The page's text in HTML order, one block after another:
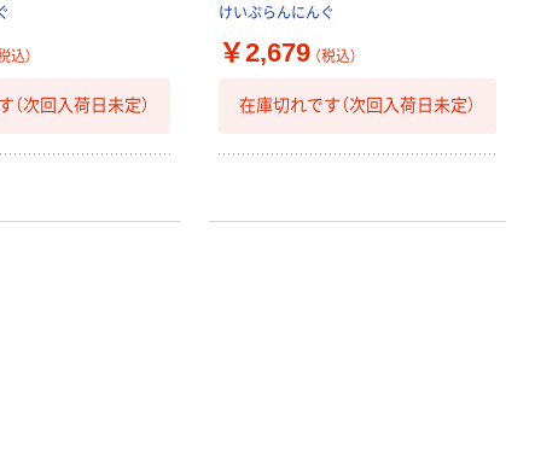
込）
（次回入荷日未定）
けいぷらんにんぐ
￥2,679 （税込）
在庫切れです（次回入荷日未定）